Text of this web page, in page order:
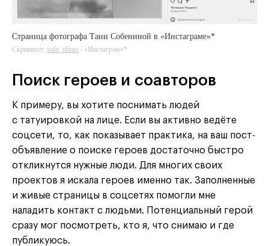
Страница фотографа Тани Собениной в «Инстаграме»*
Скриншот: sobt_photo / «Инстаграм»*
Поиск героев и соавторов
К примеру, вы хотите поснимать людей
с татуировкой на лице. Если вы активно ведёте
соцсети, то, как показывает практика, на ваш пост-
объявление о поиске героев достаточно быстро
откликнутся нужные люди. Для многих своих
проектов я искала героев именно так. Заполненные
и живые страницы в соцсетях помогли мне
наладить контакт с людьми. Потенциальный герой
сразу мог посмотреть, кто я, что снимаю и где
публикуюсь.